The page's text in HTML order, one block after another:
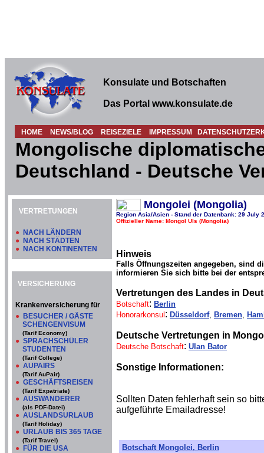
Konsulate und Botschaften
Das Portal www.konsulate.de
HOME NEWS/BLOG REISEZIELE IMPRESSUM
Mongolische
Deutschland - Deutsche
VERTRETUNGEN
● NACH LÄNDERN
● NACH STÄDTEN
● NACH KONTINENTEN
VERSICHERUNG
Krankenversicherung für
● BESUCHER / GÄSTE
SCHENGENVISUM
(Tarif Economy)
● SPRACHSCHÜLER
STUDENTEN
(Tarif College)
● AUPAIRS
(Tarif AuPair)
● GESCHÄFTSREISEN
(Tarif Expatriate)
● AUSWANDERER
(als PDF-Datei)
● AUSLANDSURLAUB
(Tarif Holiday)
● URLAUB BIS 365 TAGE
(Tarif Travel)
● FÜR DIE USA
Mongolei (Mongolia)
Region Asia/Asien - Stand der Datenbank: 29 July
Offizieller Name: Mongol Uls (Mongolia)
Hinweis
Falls Öffnungszeiten angegeben, sind
informieren Sie sich bitte bei der
Vertretungen des Landes in
Botschaft: Berlin
Honorarkonsul : Düsseldorf, Bremen,
Deutsche Vertretungen in
Deutsche Botschaft: Ulan Bator
Sonstige Informationen:
Sollten Daten fehlerhaft sein so
aufgeführte Emailadresse!
Botschaft Mongolei, Berlin